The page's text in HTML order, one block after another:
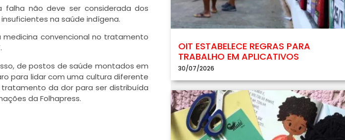
falha não deve ser considerada dos
na saúde indígena.
medicina convencional no tratamento
de postos de saúde montados em
para lidar com uma cultura diferente
tratamento da dor para ser distribuída
da Folhapress.
OIT ESTABELECE REGRAS PARA
TRABALHO EM APLICATIVOS
30/07/2026